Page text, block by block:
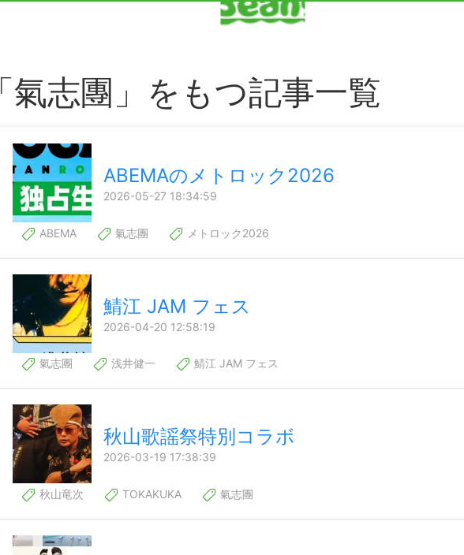
「氣志團」をもつ記事一覧
ABEMAのメトロック2026
2026-05-27 18:34:59
ABEMA 氣志團 メトロック2026
鯖江 JAM フェス
2026-04-20 12:58:19
氣志團 浅井健一 鯖江 JAM フェス
秋山歌謡祭特別コラボ
2026-03-19 17:38:39
秋山竜次 TOKAKUKA 氣志團